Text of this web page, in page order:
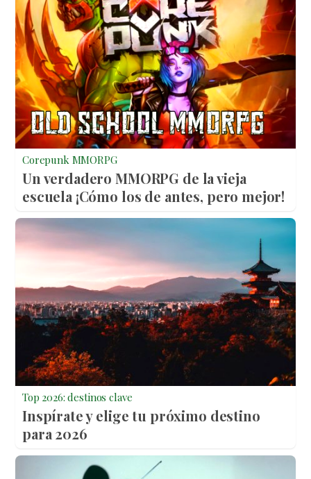
Corepunk MMORPG
Un verdadero MMORPG de la vieja
escuela ¡Cómo los de antes, pero mejor!
Top 2026: destinos clave
Inspírate y elige tu próximo destino
para 2026